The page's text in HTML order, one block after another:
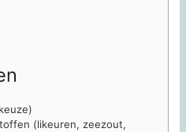
(likeuren, zeezout,